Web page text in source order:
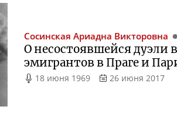
Сосинская Ариадна Викторовна
О несостоявшейся дуэли
эмигрантов в Праге и
18 июня 1969 26 июня 2017